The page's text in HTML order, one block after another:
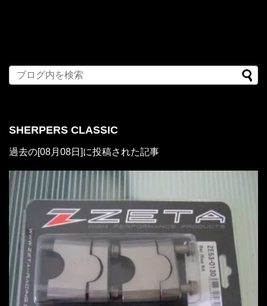
SHERPERS CLASSIC
過去の[08月08日]に投稿された記事